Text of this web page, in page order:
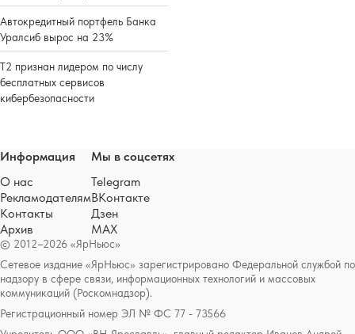
Автокредитный портфель Банка
Уралсиб вырос на 23%
Т2 признан лидером по числу
бесплатных сервисов
кибербезопасности
© 2012–2026 «ЯрНьюс»
Сетевое издание «ЯрНьюс» зарегистрировано Федеральной службой по
надзору в сфере связи, информационных технологий и массовых
коммуникаций (Роскомнадзор).
Регистрационный номер ЭЛ № ФС 77 - 73566
Информация
О нас
Рекламодателям
Контакты
Архив
Мы в соцсетях
Telegram
ВКонтакте
Дзен
MAX